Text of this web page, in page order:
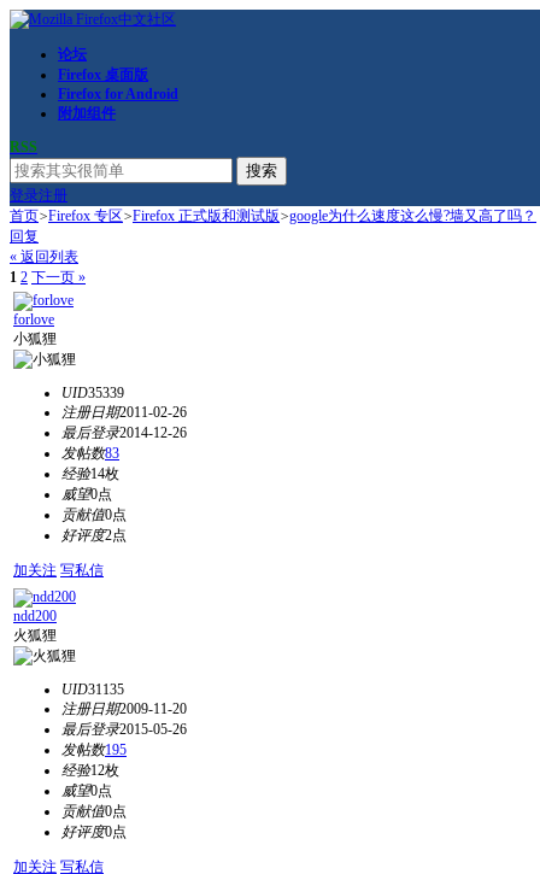
论坛
Firefox 桌面版
Firefox for Android
附加组件
RSS
搜索
登录注册
首页>Firefox 专区>Firefox 正式版和测试版>google为什么速度这么慢?墙又高了吗？
回复
« 返回列表
1 2 下一页 »
forlove
小狐狸
UID35339
注册日期2011-02-26
最后登录2014-12-26
发帖数83
经验14枚
威望0点
贡献值0点
好评度2点
加关注 写私信
ndd200
火狐狸
UID31135
注册日期2009-11-20
最后登录2015-05-26
发帖数195
经验12枚
威望0点
贡献值0点
好评度0点
加关注 写私信